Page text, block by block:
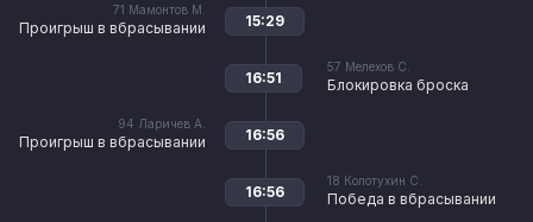
71 Мамонтов М.
Проигрыш в вбрасывании 15:29
57 Мелехов С.
Блокировка броска
16:51
94 Ларичев А.
Проигрыш в вбрасывании 16:56
18 Колотухин С.
Победа в вбрасывании
16:56